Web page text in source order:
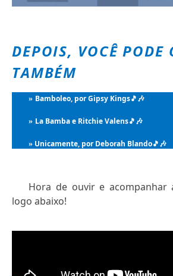
DEPOIS, VOCÊ PODE
TAMBÉM
» Bamboleo, por Gipsy Kings🎵🎶
» La Bamba e Ritchie Valens🎵🎶
» Unicamente, por Deborah Blando🎵🎶
Hora de ouvir e acompanhar
logo abaixo!